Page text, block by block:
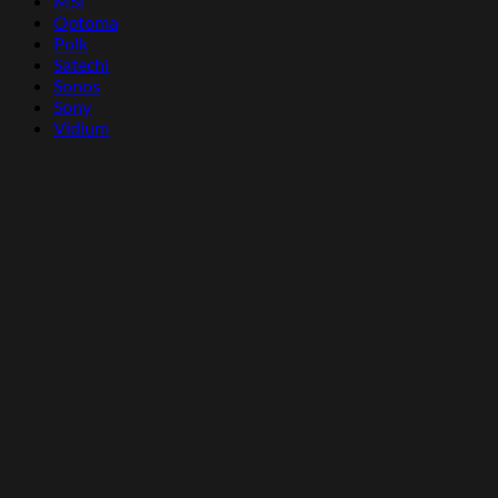
Optoma
Polk
Satechi
Sonos
Sony
Vidium